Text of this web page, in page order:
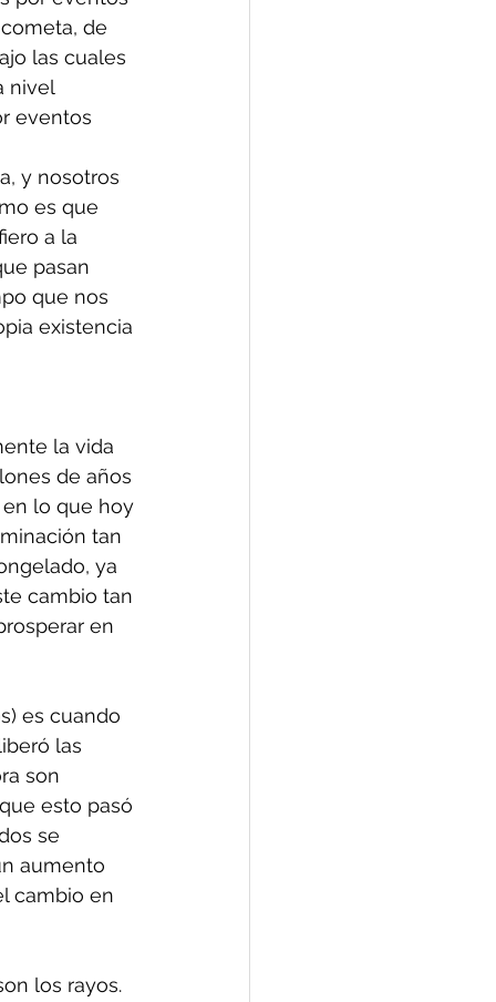
de
las cuales
nivel
eventos
y nosotros
es que
a la
pasan
que nos
existencia
la vida
de años
lo que hoy
tan
ya
cambio tan
en
es cuando
las
son
esto pasó
se
aumento
cambio en
los rayos.